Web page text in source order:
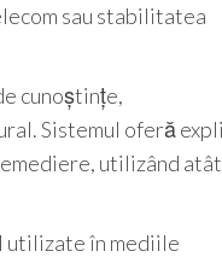
sau stabilitatea
cunoștințe,
Sistemul oferă
utilizând atât
utilizate în mediile